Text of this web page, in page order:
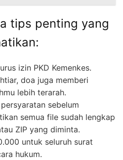
tips penting yang
izin PKD Kemenkes.
doa juga memberi
lebih terarah.
sebelum
semua file sudah lengkap
ZIP yang diminta.
untuk seluruh surat
hukum.